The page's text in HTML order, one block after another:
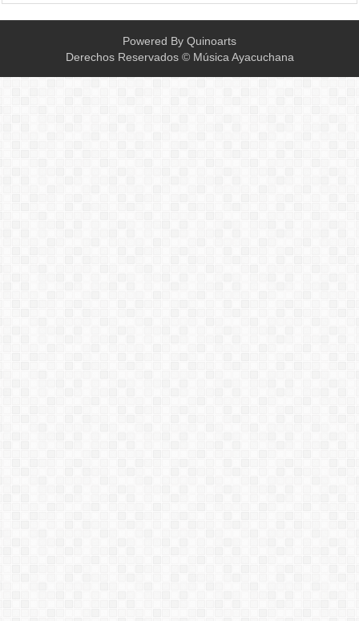
Powered By Quinoarts
Derechos Reservados © Música Ayacuchana